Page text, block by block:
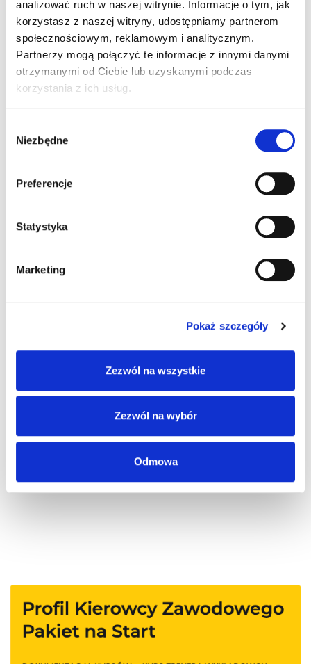
analizować ruch w naszej witrynie. Informacje o tym, jak
korzystasz z naszej witryny, udostępniamy partnerom
społecznościowym, reklamowym i analitycznym.
Partnerzy mogą połączyć te informacje z innymi danymi
otrzymanymi od Ciebie lub uzyskanymi podczas
korzystania z ich usług.
zgody
Niezbędne
Preferencje
Statystyka
Marketing
Pokaż szczegóły
Zezwól na wszystkie
Zezwól na wybór
Odmowa
Tagi: BRANŻA E-KIEROWCA
KIEROWCA NAUCZANIE HYBRYDOWE
OGÓLNOPOLSKIE STOWARZYSZENIE SZEFÓW WYDZIAŁÓW
KOMUNIKACJI
1 komentarz do “Konferencja “Zadania
Wydziałów Komunikacji w praktyce””
top gym motivation songs